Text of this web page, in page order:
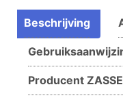
Beschrijving
Producent